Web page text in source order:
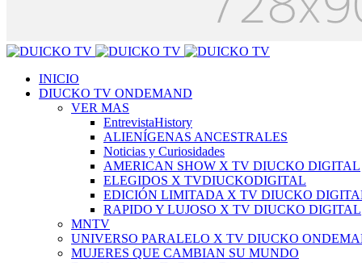
INICIO
DIUCKO TV ONDEMAND
VER MAS
EntrevistaHistory
ALIENÍGENAS ANCESTRALES
Noticias y Curiosidades
AMERICAN SHOW X TV DIUCKO DIGITAL
ELEGIDOS X TVDIUCKODIGITAL
EDICIÓN LIMITADA X TV DIUCKO
RAPIDO Y LUJOSO X TV DIUCKO DIGITAL
MNTV
UNIVERSO PARALELO X TV DIUCKO
MUJERES QUE CAMBIAN SU MUNDO